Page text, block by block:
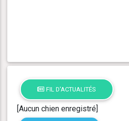
FIL D'ACTUALITÉS
[Aucun chien enregistré]